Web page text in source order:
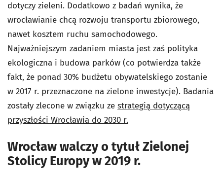
dotyczy zieleni. Dodatkowo z badań wynika, że
wrocławianie chcą rozwoju transportu zbiorowego,
nawet kosztem ruchu samochodowego.
Najważniejszym zadaniem miasta jest zaś polityka
ekologiczna i budowa parków (co potwierdza także
fakt, że ponad 30% budżetu obywatelskiego zostanie
w 2017 r. przeznaczone na zielone inwestycje). Badania
zostały zlecone w związku ze strategią dotyczącą
przyszłości Wrocławia do 2030 r.
Wrocław walczy o tytuł Zielonej
Stolicy Europy w 2019 r.